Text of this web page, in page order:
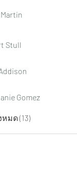
Stull
Gomez
มด (13)